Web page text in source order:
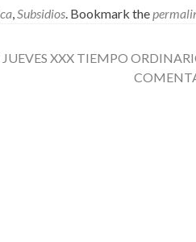
,Subsidios. Bookmark the
XXX TIEMPO